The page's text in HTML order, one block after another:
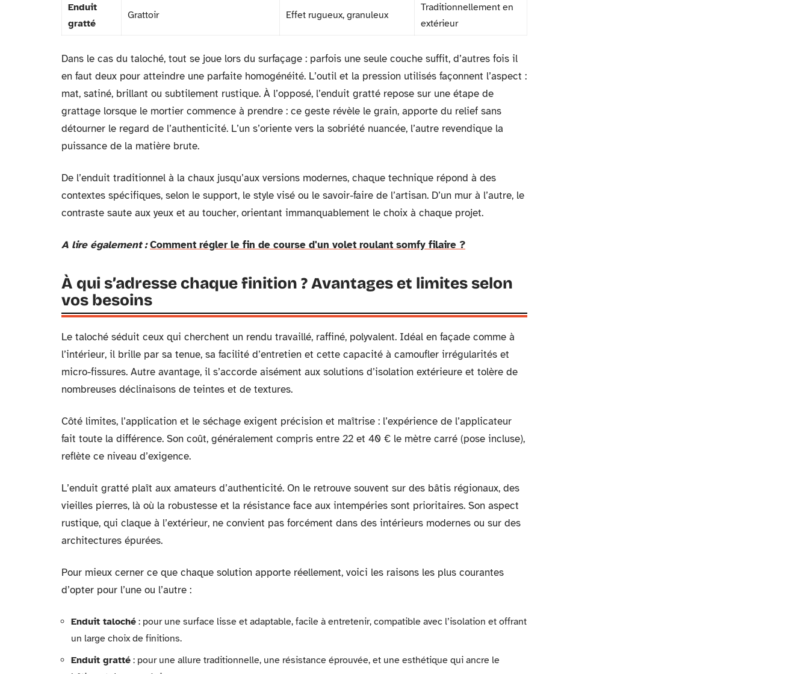
Enduit
gratté
Grattoir Effet rugueux, granuleux
Traditionnellement en
extérieur
Dans le cas du taloché, tout se joue lors du surfaçage : parfois une seule couche suffit, d’autres fois il
en faut deux pour atteindre une parfaite homogénéité. L’outil et la pression utilisés façonnent l’aspect :
mat, satiné, brillant ou subtilement rustique. À l’opposé, l’enduit gratté repose sur une étape de
grattage lorsque le mortier commence à prendre : ce geste révèle le grain, apporte du relief sans
détourner le regard de l’authenticité. L’un s’oriente vers la sobriété nuancée, l’autre revendique la
puissance de la matière brute.
De l’enduit traditionnel à la chaux jusqu’aux versions modernes, chaque technique répond à des
contextes spécifiques, selon le support, le style visé ou le savoir-faire de l’artisan. D’un mur à l’autre, le
contraste saute aux yeux et au toucher, orientant immanquablement le choix à chaque projet.
A lire également : Comment régler le fin de course d'un volet roulant somfy filaire ?
À qui s’adresse chaque finition ? Avantages et limites selon
vos besoins
Le taloché séduit ceux qui cherchent un rendu travaillé, raffiné, polyvalent. Idéal en façade comme à
l’intérieur, il brille par sa tenue, sa facilité d’entretien et cette capacité à camoufler irrégularités et
micro-fissures. Autre avantage, il s’accorde aisément aux solutions d’isolation extérieure et tolère de
nombreuses déclinaisons de teintes et de textures.
Côté limites, l’application et le séchage exigent précision et maîtrise : l’expérience de l’applicateur
fait toute la différence. Son coût, généralement compris entre 22 et 40 € le mètre carré (pose incluse),
reflète ce niveau d’exigence.
L’enduit gratté plaît aux amateurs d’authenticité. On le retrouve souvent sur des bâtis régionaux, des
vieilles pierres, là où la robustesse et la résistance face aux intempéries sont prioritaires. Son aspect
rustique, qui claque à l’extérieur, ne convient pas forcément dans des intérieurs modernes ou sur des
architectures épurées.
Pour mieux cerner ce que chaque solution apporte réellement, voici les raisons les plus courantes
d’opter pour l’une ou l’autre :
Enduit taloché : pour une surface lisse et adaptable, facile à entretenir, compatible avec l’isolation et offrant
un large choix de finitions.
Enduit gratté : pour une allure traditionnelle, une résistance éprouvée, et une esthétique qui ancre le